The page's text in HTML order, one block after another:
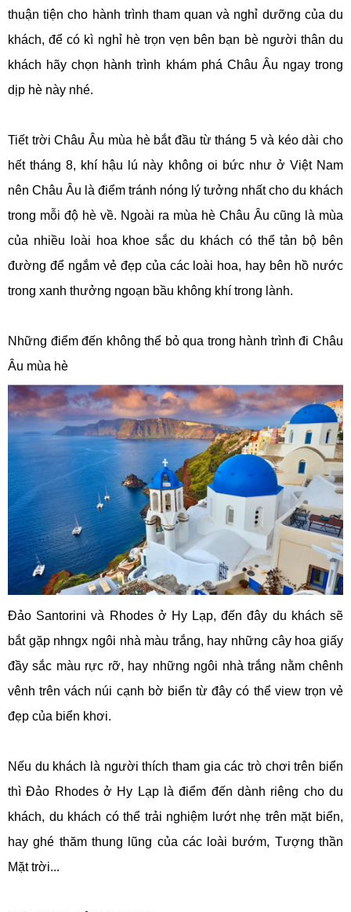
thuận tiện cho hành trình tham quan và nghỉ dưỡng của du
khách, để có kì nghỉ hè trọn vẹn bên bạn bè người thân du
khách hãy chọn hành trình khám phá Châu Âu ngay trong
dịp hè này nhé.
Tiết trời Châu Âu mùa hè bắt đầu từ tháng 5 và kéo dài cho
hết tháng 8, khí hậu lú này không oi bức như ở Việt Nam
nên Châu Âu là điểm tránh nóng lý tưởng nhất cho du khách
trong mỗi độ hè về. Ngoài ra mùa hè Châu Âu cũng là mùa
của nhiều loài hoa khoe sắc du khách có thể tản bộ bên
đường để ngắm vẻ đẹp của các loài hoa, hay bên hồ nước
trong xanh thưởng ngoạn bầu không khí trong lành.
Những điểm đến không thể bỏ qua trong hành trình đi Châu
Âu mùa hè
Đảo Santorini và Rhodes ở Hy Lạp, đến đây du khách sẽ
bắt gặp nhngx ngôi nhà màu trắng, hay những cây hoa giấy
đầy sắc màu rực rỡ, hay những ngôi nhà trắng nằm chênh
vênh trên vách núi cạnh bờ biển từ đây có thể view trọn vẻ
đẹp của biển khơi.
Nếu du khách là người thích tham gia các trò chơi trên biển
thì Đảo Rhodes ở Hy Lạp là điểm đến dành riêng cho du
khách, du khách có thể trải nghiệm lướt nhẹ trên mặt biển,
hay ghé thăm thung lũng của các loài bướm, Tượng thần
Mặt trời...